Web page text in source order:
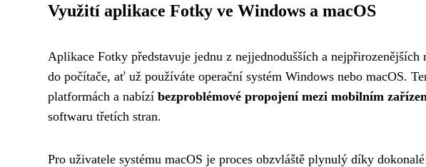
Využití aplikace Fotky ve Windows a macOS
Aplikace Fotky představuje jednu z nejjednodušších a
do počítače, ať už používáte operační systém Windows nebo macOS.
platformách a nabízí bezproblémové propojení mezi mobilním
softwaru třetích stran.
Pro uživatele systému macOS je proces obzvláště plynulý díky